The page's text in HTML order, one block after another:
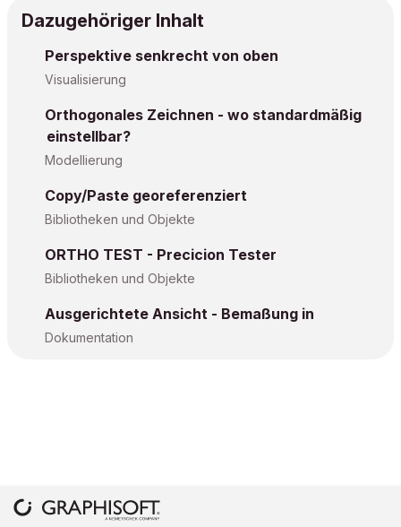
Dazugehöriger Inhalt
Perspektive senkrecht von oben
Visualisierung
Orthogonales Zeichnen - wo standardmäßig
einstellbar?
Modellierung
Copy/Paste georeferenziert
Bibliotheken und Objekte
ORTHO TEST - Precicion Tester
Bibliotheken und Objekte
Ausgerichtete Ansicht - Bemaßung in
Dokumentation